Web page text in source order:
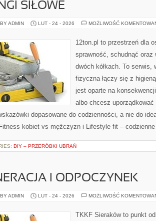
SIŁOWE
ADMIN LUT - 24 - 2026 MOŻLIWOŚĆ
12ton.pl to przestrzeń dla
sprawność, schudnąć oraz
dwóch kółkach. To
fizyczna łączy się z
jest oparte na
albo chcesz
dopasowane do codzienności, a nie do
kobiet vs mężczyzn i Lifestyle fit –
DIY – PRZERÓBKI UBRAŃ
I ODPOCZYNEK
ADMIN LUT - 24 - 2026 MOŻLIWOŚĆ
TKKF Sieraków to punkt